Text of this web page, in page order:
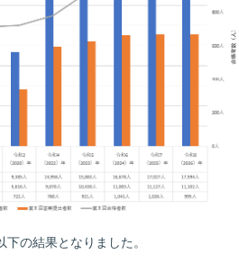
の結果となりました。